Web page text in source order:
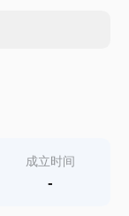
成立时间
-